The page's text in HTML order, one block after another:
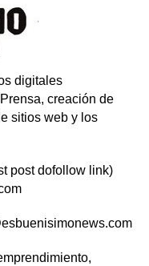
digitales
creación de
sitios web y los
post dofollow link)